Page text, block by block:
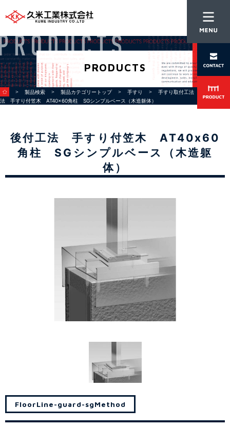
PRODUCTS
＞ 製品検索 ＞ 製品カテゴリートップ＞ 手すり ＞ 手すり取付工法 ＞ 後付工
法 手すり付笠木 AT40x60角柱 SGシンプルベース（木造躯体）
後付工法 手すり付笠木 AT40x60
角柱 SGシンプルベース（木造躯
体）
FloorLine-guard-sgMethod